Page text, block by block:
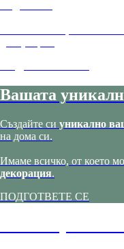
Вашата
Създайте си уникално
на дома си.
Имаме всичко, от което
декорация.
ПОДГОТВЕТЕ СЕ